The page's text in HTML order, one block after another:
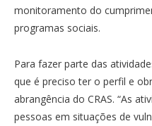
monitoramento do
programas sociais.
Para fazer parte das
que é preciso ter o perfil e
abrangência do CRAS. “As
pessoas em situações de